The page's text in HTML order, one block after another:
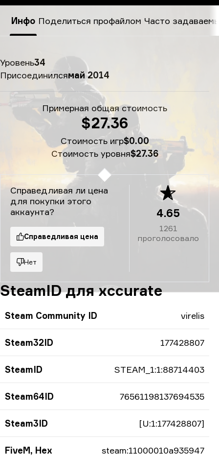
Инфо Поделиться профайлом Часто
Уровень34
Присоединилсямай 2014
Примерная общая стоимость
$27.36
Стоимость игр$0.00
Стоимость уровня$27.36
Справедливая ли цена
для покупки этого
аккаунта?
Справедливая цена
Нет
4.65
1261
проголосовало
SteamID для xccurate
Steam Community ID virelis
Steam32ID 177428807
SteamID STEAM_1:1:88714403
Steam64ID 76561198137694535
Steam3ID [U:1:177428807]
FiveM, Hex steam:11000010a935947